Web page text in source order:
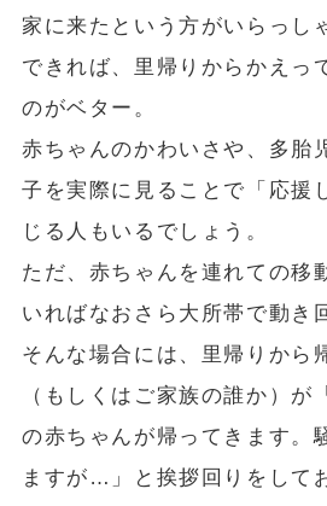
家に来たという方がいらっし
できれば、里帰りからかえっ
のがベター。
赤ちゃんのかわいさや、多胎
子を実際に見ることで「応援
じる人もいるでしょう。
ただ、赤ちゃんを連れての移
いればなおさら大所帯で動き
そんな場合には、里帰りから
（もしくはご家族の誰か）が
の赤ちゃんが帰ってきます。
ますが…」と挨拶回りをして